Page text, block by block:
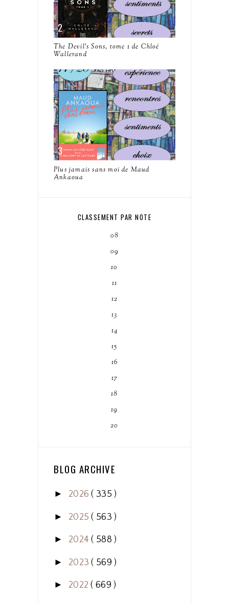
The Devil's Sons, tome 1 de Chloé
Wallerand
Plus jamais sans moi de Maud
Ankaoua
CLASSEMENT PAR NOTE
08
09
10
11
12
13
14
15
16
17
18
19
20
BLOG ARCHIVE
► 2026( 335 )
► 2025( 563 )
► 2024( 588 )
► 2023( 569 )
► 2022( 669 )